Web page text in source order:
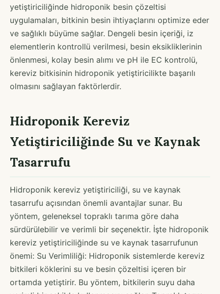
yetiştiriciliğinde hidroponik besin çözeltisi
uygulamaları, bitkinin besin ihtiyaçlarını optimize eder
ve sağlıklı büyüme sağlar. Dengeli besin içeriği, iz
elementlerin kontrollü verilmesi, besin eksikliklerinin
önlenmesi, kolay besin alımı ve pH ile EC kontrolü,
kereviz bitkisinin hidroponik yetiştiricilikte başarılı
olmasını sağlayan faktörlerdir.
Hidroponik Kereviz
Yetiştiriciliğinde Su ve Kaynak
Tasarrufu
Hidroponik kereviz yetiştiriciliği, su ve kaynak
tasarrufu açısından önemli avantajlar sunar. Bu
yöntem, geleneksel topraklı tarıma göre daha
sürdürülebilir ve verimli bir seçenektir. İşte hidroponik
kereviz yetiştiriciliğinde su ve kaynak tasarrufunun
önemi: Su Verimliliği: Hidroponik sistemlerde kereviz
bitkileri köklerini su ve besin çözeltisi içeren bir
ortamda yetiştirir. Bu yöntem, bitkilerin suyu daha